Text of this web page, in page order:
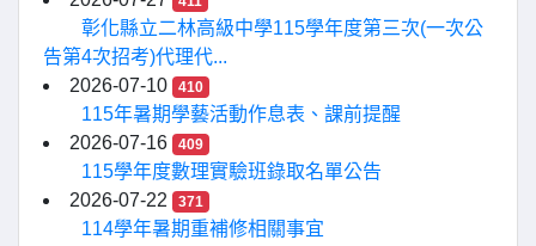
彰化縣立二林高級中學115學年度第三次(一次公
告第4次招考)代理代...
2026-07-10
410
115年暑期學藝活動作息表、課前提醒
2026-07-16
409
115學年度數理實驗班錄取名單公告
2026-07-22
371
114學年暑期重補修相關事宜